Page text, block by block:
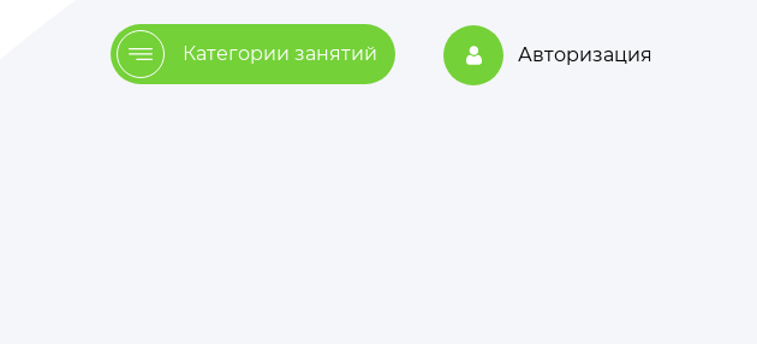
Авторизация
Категории занятий